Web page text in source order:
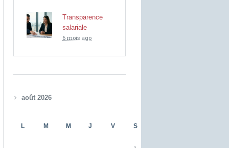
Transparence
salariale
6 mois ago
août 2026
L M M J V S